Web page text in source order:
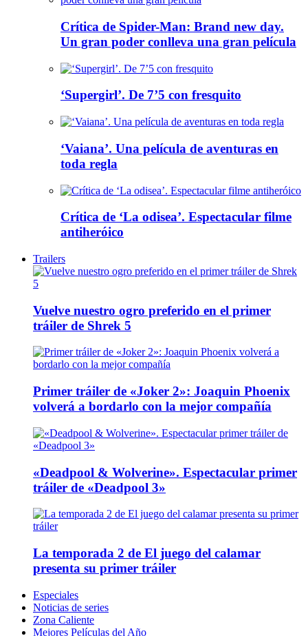
Crítica de Spider-Man: Brand new day.
Un gran poder conlleva una gran película
‘Supergirl’. De 7’5 con fresquito
‘Vaiana’. Una película de aventuras en
toda regla
Crítica de ‘La odisea’. Espectacular filme
antiheróico
Trailers
Vuelve nuestro ogro preferido en el primer
tráiler de Shrek 5
Primer tráiler de «Joker 2»: Joaquin Phoenix
volverá a bordarlo con la mejor compañía
«Deadpool & Wolverine». Espectacular primer
tráiler de «Deadpool 3»
La temporada 2 de El juego del calamar
presenta su primer tráiler
Especiales
Noticias de series
Zona Caliente
Mejores Películas del Año